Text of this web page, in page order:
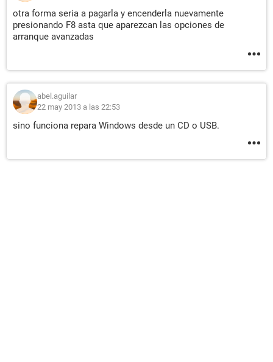
otra forma seria a pagarla y encenderla nuevamente
presionando F8 asta que aparezcan las opciones de
arranque avanzadas
abel.aguilar
22 may 2013 a las 22:53
sino funciona repara Windows desde un CD o USB.